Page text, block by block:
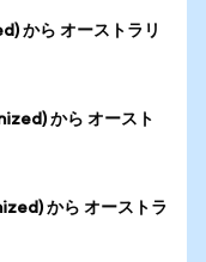
から オーストラリ
から オースト
から オーストラ